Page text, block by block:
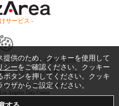
サービス -
てガイド
よくある質問
プライバシーポリシー
Inc. All Rights Reserved.
Angeles Data Center
供のため、クッキーを使用して
シーをご確認ください。クッキー
タンを押してください。クッキ
ザからご設定ください。